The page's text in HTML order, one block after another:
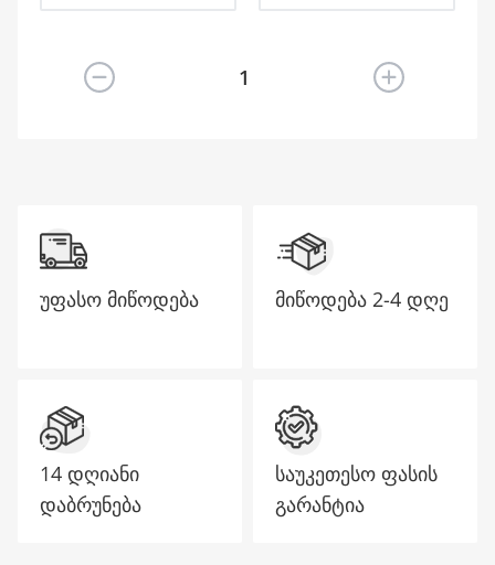
უფასო მიწოდება
14 დღიანი
დაბრუნება
მიწოდება 2-4 დღე
საუკეთესო ფასის
გარანტია